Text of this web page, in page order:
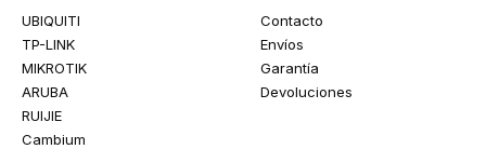
UBIQUITI
TP-LINK
MIKROTIK
ARUBA
RUIJIE
Cambium
Contacto
Envíos
Garantía
Devoluciones